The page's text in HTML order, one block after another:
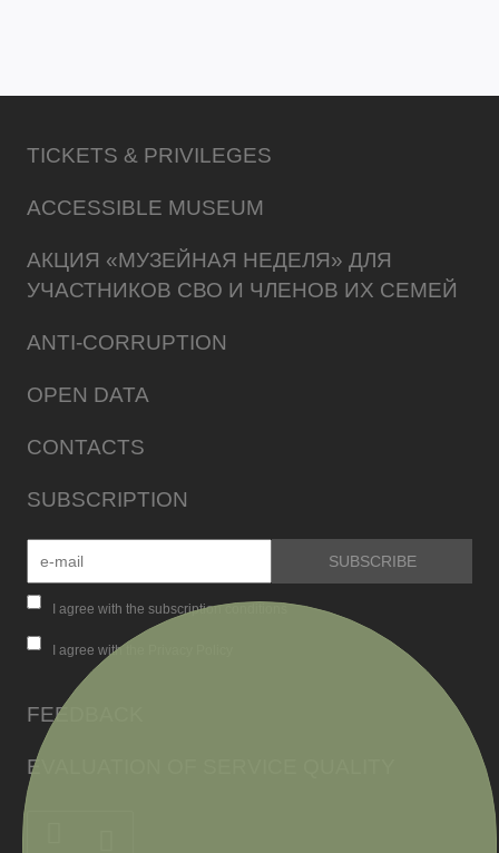
TICKETS & PRIVILEGES
ACCESSIBLE MUSEUM
АКЦИЯ «МУЗЕЙНАЯ НЕДЕЛЯ» ДЛЯ
УЧАСТНИКОВ СВО И ЧЛЕНОВ ИХ СЕМЕЙ
ANTI-CORRUPTION
OPEN DATA
CONTACTS
SUBSCRIPTION
I agree with the subscription conditions
I agree with the Privacy Policy
FEEDBACK
EVALUATION OF SERVICE QUALITY